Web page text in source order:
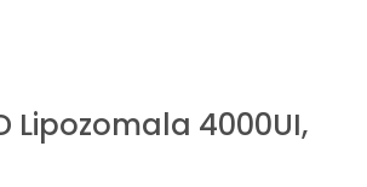
Lipozomala 4000UI,